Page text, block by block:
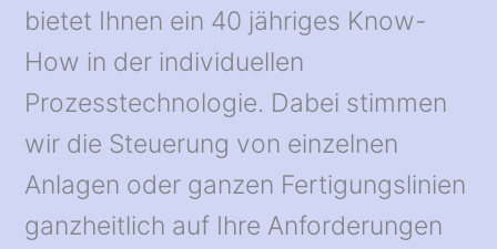
bietet Ihnen ein 40 jähriges Know-
How in der individuellen
Prozesstechnologie. Dabei stimmen
wir die Steuerung von einzelnen
Anlagen oder ganzen Fertigungslinien
ganzheitlich auf Ihre Anforderungen